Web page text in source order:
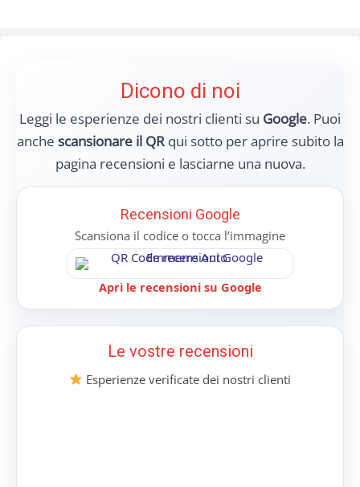
Dicono di noi
Leggi le esperienze dei nostri clienti su Google. Puoi
anche scansionare il QRqui sotto per aprire subito la
pagina recensioni e lasciarne una nuova.
Recensioni Google
Scansiona il codice o tocca l’immagine
Apri le recensioni su Google
Le vostre recensioni
Esperienze verificate dei nostri clienti